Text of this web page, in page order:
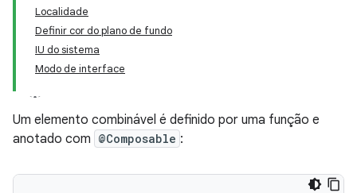
Localidade
Definir cor do plano de fundo
IU do sistema
Modo de interface
Um elemento combinável é definido por uma função e
anotado com @Composable :